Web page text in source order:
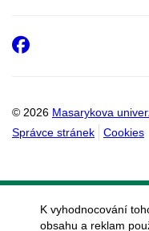
© 2026 Masarykova
Správce stránek
Cookies
Facebook
K vyhodnocování
obsahu a reklam